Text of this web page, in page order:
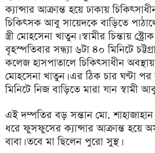
ক্যান্সার আক্রান্ত হয়ে ঢাকায়
চিকিৎসক আবু সায়েদকে বাড়িতে
স্ত্রী মোহসেনা খাতুন। স্বামীর চিন্তায় স্ট্রোক
বৃহস্পতিবার সন্ধ্যা ৬টা ৪০ মিনিটে
কলেজ হাসপাতালে চিকিৎসাধীন অবস্থায়
মোহসেনা খাতুন। এর ঠিক চার ঘণ্টা
মিনিটে নিজ বাড়িতে মারা যান স্বামী
এই দম্পতির বড় সন্তান মো. শাহাজাহান
ধরে ফুসফুসের ক্যান্সার আক্রান্ত হয়ে
বাবা। তবে মা ছিলেন পুরো সুস্থ।